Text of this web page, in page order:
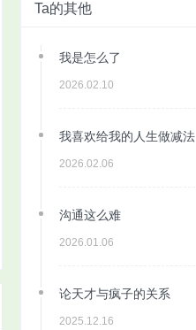
Ta的其他
我是怎么了
2026.02.10
我喜欢给我的人生做减法
2026.02.06
沟通这么难
2026.01.06
论天才与疯子的关系
2025.12.16